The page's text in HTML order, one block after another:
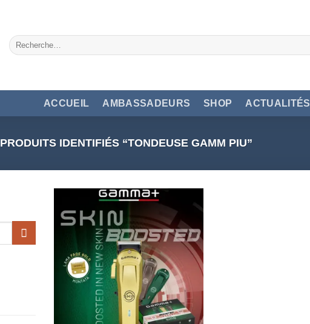
Recherche
pour :
ACCUEIL AMBASSADEURS SHOP ACTUALITÉS
PRODUITS IDENTIFIÉS “TONDEUSE GAMM PIU”